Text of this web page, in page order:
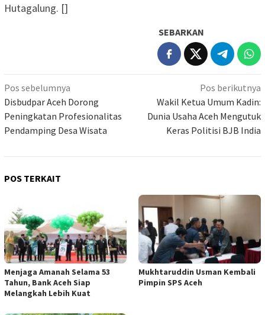
Hutagalung. []
SEBARKAN
Navigasi
pos
Pos sebelumnya
Disbudpar Aceh Dorong
Peningkatan Profesionalitas
Pendamping Desa Wisata
Pos berikutnya
Wakil Ketua Umum Kadin:
Dunia Usaha Aceh Mengutuk
Keras Politisi BJB India
POS TERKAIT
Menjaga Amanah Selama 53
Tahun, Bank Aceh Siap
Melangkah Lebih Kuat
Mukhtaruddin Usman Kembali
Pimpin SPS Aceh